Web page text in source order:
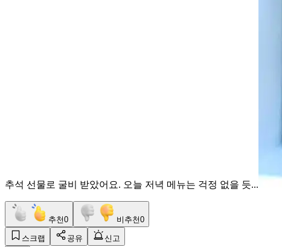
추석 선물로 굴비 받았어요. 오늘 저녁 메뉴는 걱정 없을 듯...
추천0 비추천0
스크랩 공유
신고